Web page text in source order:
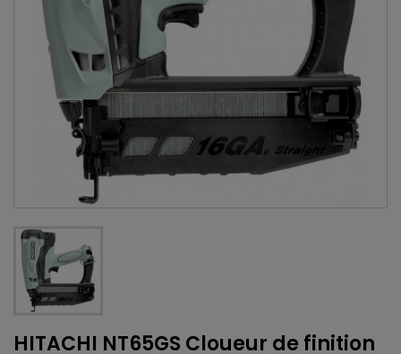
HITACHI NT65GS Cloueur de finition